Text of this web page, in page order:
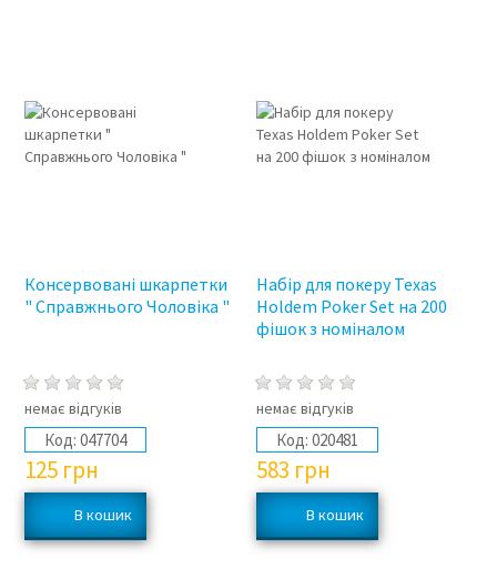
Консервовані шкарпетки
" Справжнього Чоловіка "
немає відгуків
Код: 047704
125 грн
Набір для покеру Texas
Holdem Poker Set на 200
фішок з номіналом
немає відгуків
Код: 020481
583 грн